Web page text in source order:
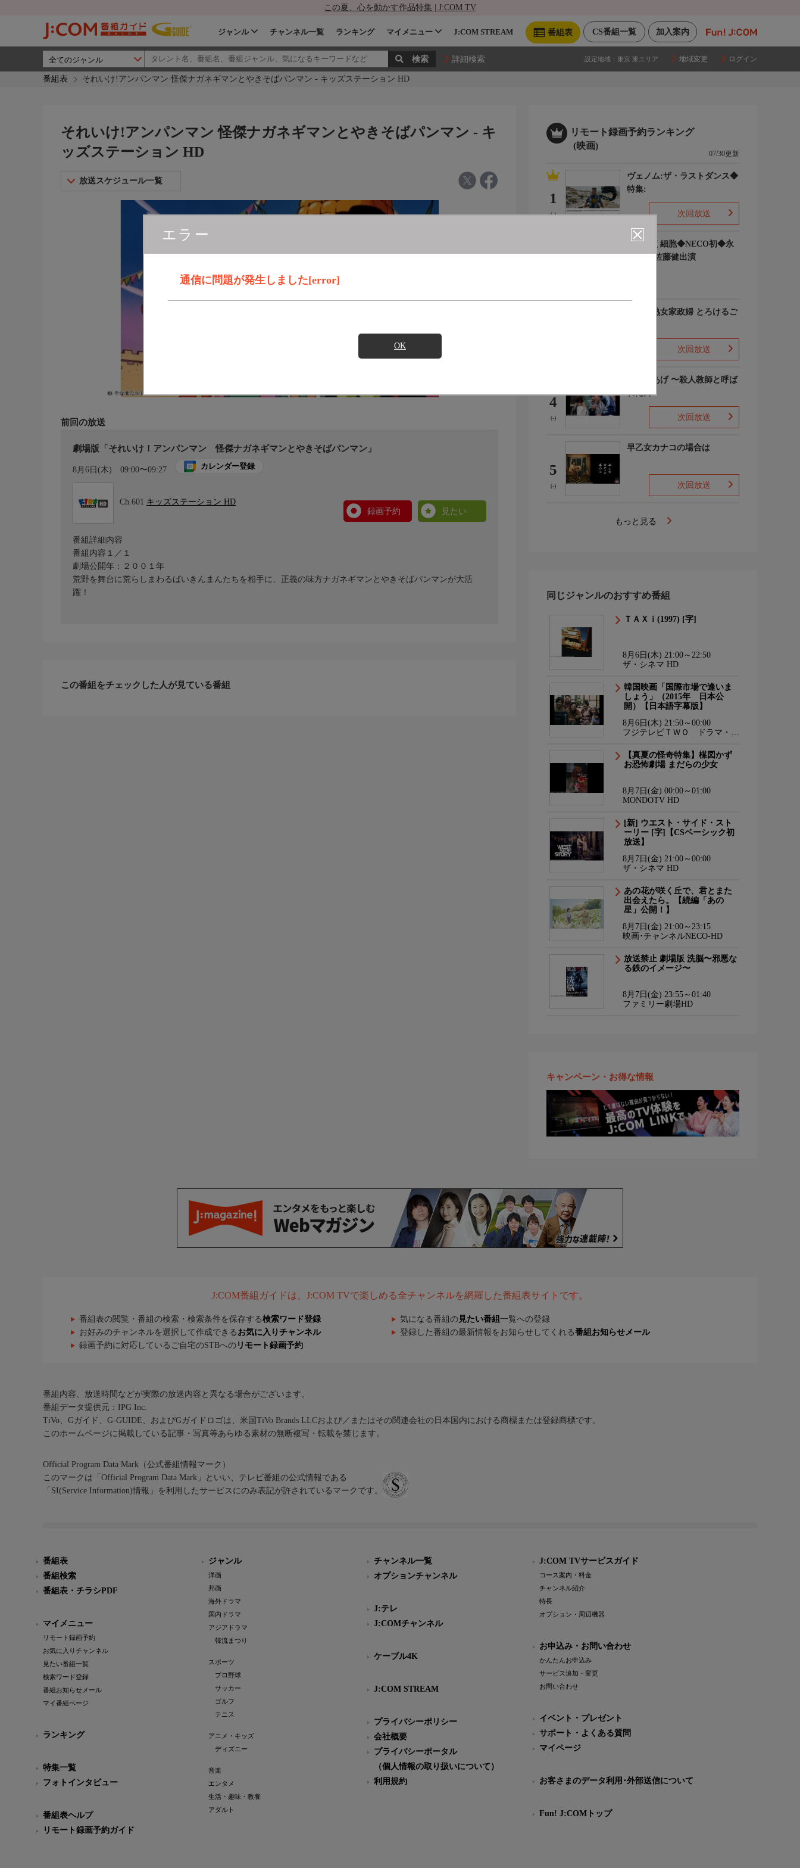
この夏、心を動かす作品特集 | J:COM TV
加入案内
CS番組一覧
番組表
ジャンル チャンネル一覧 ランキング マイメニュー J:COM STREAM
詳細検索 設定地域： 東京 東エリア 地域変更 ログイン
番組表 それいけ!アンパンマン 怪傑ナガネギマンとやきそばパンマン - キッズステーション HD
エラー
通信に問題が発生しました[error]
OK
それいけ!アンパンマン 怪傑ナガネギマンとやきそばパンマン - キ
ッズステーション HD
放送スケジュール一覧
前回の放送
劇場版「それいけ！アンパンマン 怪傑ナガネギマンとやきそばパンマン」
8月6日(木) 09:00〜09:27 カレンダー登録
Ch.601 キッズステーション HD
録画予約
見たい
番組詳細内容
番組内容１／１
劇場公開年：２００１年
荒野を舞台に荒らしまわるばいきんまんたちを相手に、正義の味方ナガネギマンとやきそばパンマンが大活
躍！
この番組をチェックした人が見ている番組
リモート録画予約ランキング
(映画)
07/30更新
1
(-)
ヴェノム:ザ・ラストダンス◆
特集:
次回放送
はたらく細胞◆NECO初◆永
野芽郁 佐藤健出演
愛しの熟女家政婦 とろけるご
次回放送
4
(-)
でっちあげ 〜殺人教師と呼ば
れた男
次回放送
5
(-)
早乙女カナコの場合は
次回放送
もっと見る
同じジャンルのおすすめ番組
ＴＡＸｉ(1997) [字]
8月6日(木) 21:00～22:50
ザ・シネマ HD
韓国映画「国際市場で逢いま
しょう」（2015年 日本公
開）【日本語字幕版】
8月6日(木) 21:50～00:00
フジテレビＴＷＯ ドラマ・ア
【真夏の怪奇特集】楳図かず
お恐怖劇場 まだらの少女
8月7日(金) 00:00～01:00
MONDOTV HD
[新] ウエスト・サイド・スト
ーリー [字]【CSベーシック初
放送】
8月7日(金) 21:00～00:00
ザ・シネマ HD
あの花が咲く丘で、君とまた
出会えたら。【続編「あの
星」公開！】
8月7日(金) 21:00～23:15
映画･チャンネルNECO-HD
放送禁止 劇場版 洗脳〜邪悪な
る鉄のイメージ〜
8月7日(金) 23:55～01:40
ファミリー劇場HD
キャンペーン・お得な情報
J:COM番組ガイドは、J:COM TVで楽しめる全チャンネルを網羅した番組表サイトです。
番組表の閲覧・番組の検索・検索条件を保存する検索ワード登録 気になる番組の 見たい番組 一覧への登録
お好みのチャンネルを選択して作成できる お気に入りチャンネル 登録した番組の最新情報をお知らせしてくれる番組お知らせメール
録画予約に対応しているご自宅のSTBへの リモート録画予約
番組内容、放送時間などが実際の放送内容と異なる場合がございます。
番組データ提供元：IPG Inc.
TiVo、Gガイド、G-GUIDE、およびGガイドロゴは、米国TiVo Brands LLCおよび／またはその関連会社の日本国内における商標または登録商標です。
このホームページに掲載している記事・写真等あらゆる素材の無断複写・転載を禁じます。
Official Program Data Mark（公式番組情報マーク）
このマークは「Official Program Data Mark」といい、テレビ番組の公式情報である
「SI(Service Information)情報」を利用したサービスにのみ表記が許されているマークです。
番組表
番組検索
番組表・チラシPDF
マイメニュー
リモート録画予約
お気に入りチャンネル
見たい番組一覧
検索ワード登録
番組お知らせメール
マイ番組ページ
ランキング
特集一覧
フォトインタビュー
番組表ヘルプ
リモート録画予約ガイド
ジャンル
洋画
邦画
海外ドラマ
国内ドラマ
アジアドラマ
韓流まつり
スポーツ
プロ野球
サッカー
ゴルフ
テニス
アニメ・キッズ
ディズニー
音楽
エンタメ
生活・趣味・教養
アダルト
チャンネル一覧
オプションチャンネル
J:テレ
J:COMチャンネル
ケーブル4K
J:COM STREAM
プライバシーポリシー
会社概要
プライバシーポータル
（個人情報の取り扱いについて）
利用規約
J:COM TVサービスガイド
コース案内・料金
チャンネル紹介
特長
オプション・周辺機器
お申込み・お問い合わせ
かんたんお申込み
サービス追加・変更
お問い合わせ
イベント・プレゼント
サポート・よくある質問
マイページ
お客さまのデータ利用･外部送信について
Fun! J:COMトップ